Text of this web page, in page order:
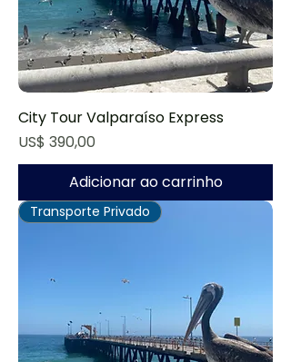
City Tour Valparaíso Express
Preço
US$ 390,00
Adicionar ao carrinho
Transporte Privado